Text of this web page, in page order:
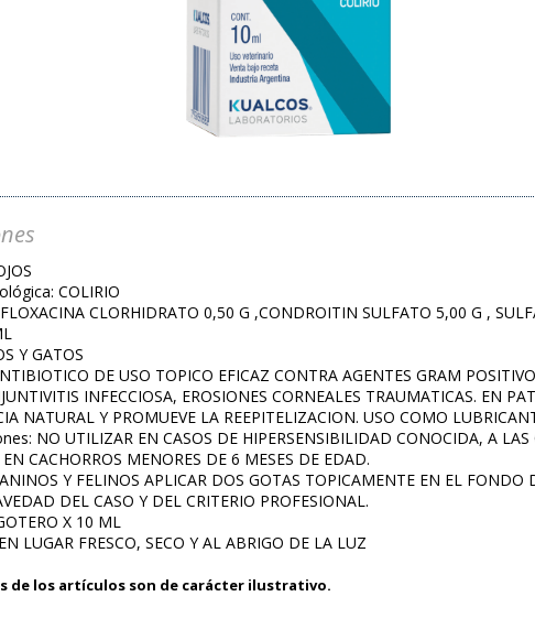
COLIRIO
CLORHIDRATO 0,50 G ,CONDROITIN SULFATO 5,00 G ,
Y GATOS
DE USO TOPICO EFICAZ CONTRA AGENTES GRAM
INFECCIOSA, EROSIONES CORNEALES TRAUMATICAS. EN
NATURAL Y PROMUEVE LA REEPITELIZACION. USO COMO
NO UTILIZAR EN CASOS DE HIPERSENSIBILIDAD CONOCIDA, A
CACHORROS MENORES DE 6 MESES DE EDAD.
Y FELINOS APLICAR DOS GOTAS TOPICAMENTE EN EL FONDO
DEL CASO Y DEL CRITERIO PROFESIONAL.
X 10 ML
LUGAR FRESCO, SECO Y AL ABRIGO DE LA LUZ
de los artículos son de carácter ilustrativo.